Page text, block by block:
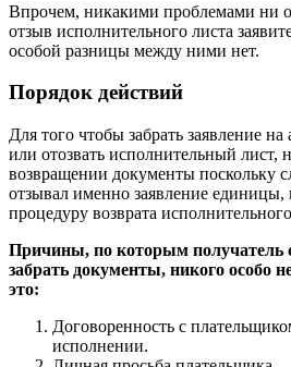
Впрочем, никакими проблемами ни
отзыв исполнительного листа
особой разницы между ними нет.
Порядок действий
Для того чтобы забрать заявление
или отозвать исполнительный лист,
возвращении документы поскольку
отзывал именно заявление единицы,
процедуру возврата
Причины, по которым получатель
забрать документы, никого особо
это:
Договоренность с
исполнении.